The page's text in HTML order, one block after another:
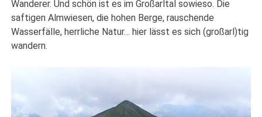
Wanderer. Und schön ist es im Großarltal sowieso. Die
saftigen Almwiesen, die hohen Berge, rauschende
Wasserfälle, herrliche Natur… hier lässt es sich (großarl)tig
wandern.